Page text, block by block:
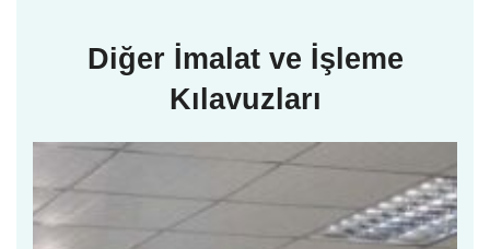
Diğer İmalat ve İşleme
Kılavuzları